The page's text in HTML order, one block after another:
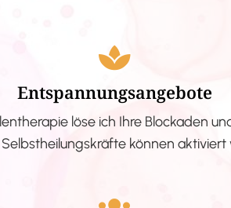
Entspannungsangebote
löse ich Ihre Blockaden
können aktiviert